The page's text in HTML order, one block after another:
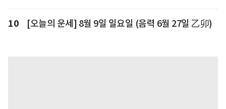
10 [오늘의 운세] 8월 9일 일요일 (음력 6월 27일 乙卯)